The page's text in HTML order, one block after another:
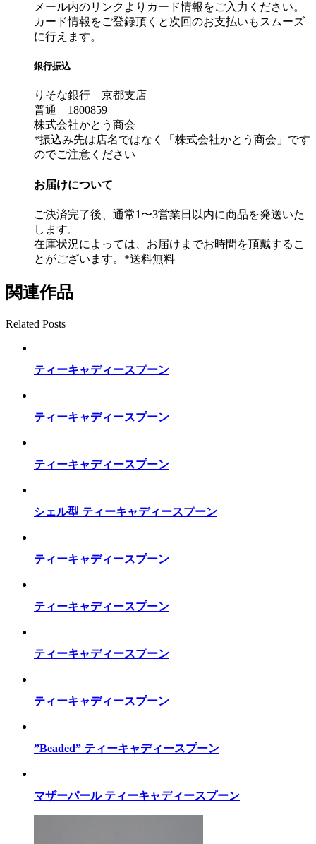
メール内のリンクよりカード情報をご入力ください。
カード情報をご登録頂くと次回のお支払いもスムーズ
に行えます。
銀行振込
りそな銀行 京都支店
普通 1800859
株式会社かとう商会
*振込み先は店名ではなく「株式会社かとう商会」です
のでご注意ください
お届けについて
ご決済完了後、通常1〜3営業日以内に商品を発送いた
します。
在庫状況によっては、お届けまでお時間を頂戴するこ
とがございます。*送料無料
関連作品
Related Posts
ティーキャディースプーン
ティーキャディースプーン
ティーキャディースプーン
シェル型 ティーキャディースプーン
ティーキャディースプーン
ティーキャディースプーン
ティーキャディースプーン
ティーキャディースプーン
”Beaded” ティーキャディースプーン
マザーパール ティーキャディースプーン